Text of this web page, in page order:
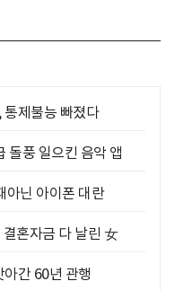
제불능 빠졌다
돌풍 일으킨 음악 앱
닌 아이폰 대란
혼자금 다 날린 女
간 60년 관행